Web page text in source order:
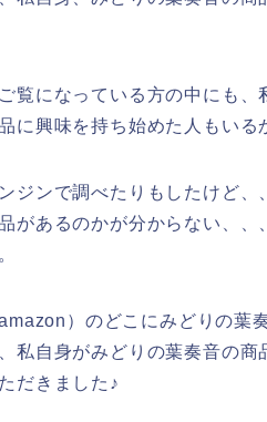
覧になっている方の中にも
に興味を持ち始めた人もいる
ジンで調べたりもしたけど
があるのかが分からない、、
）のどこにみどりの葉
私自身がみどりの葉奏音の
だきました♪